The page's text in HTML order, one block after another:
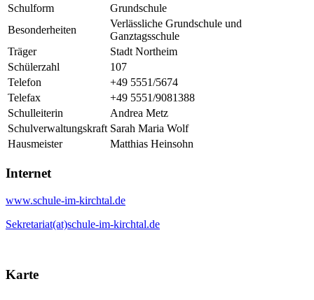
Schulform
Grundschule
Besonderheiten
Verlässliche Grundschule und
Ganztagsschule
Träger
Stadt Northeim
Schülerzahl
107
Telefon
+49 5551/5674
Telefax
+49 5551/9081388
Schulleiterin
Andrea Metz
Schulverwaltungskraft Sarah Maria Wolf
Hausmeister
Matthias Heinsohn
Internet
www.schule-im-kirchtal.de
Sekretariat(at)schule-im-kirchtal.de
Karte